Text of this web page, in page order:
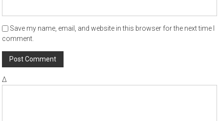
Save my name, email, and website in this browser for the next time I
comment.
Δ